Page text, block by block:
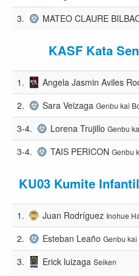
3. MATEO CLAURE
KASF Kata
1. Angela Jasmin Aviles
2. Sara Veizaga Genbu kai
3-4. Lorena Trujillo Genbu
3-4. TAIS PERICON Genbu
KU03 Kumite
1. Juan Rodríguez Inohue
2. Esteban Leaño Genbu
3. Erick luizaga Seiken